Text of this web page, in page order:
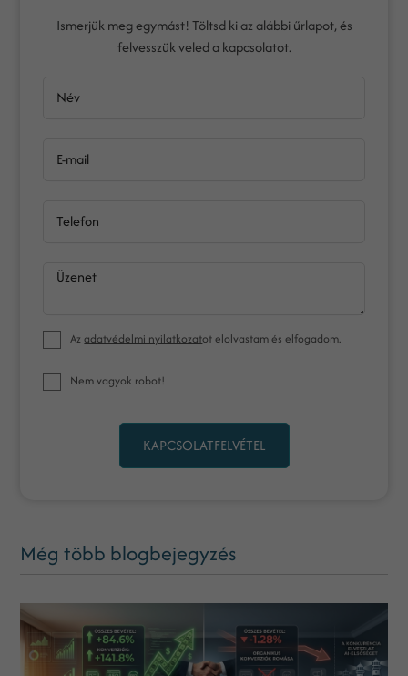
Ismerjük meg egymást! Töltsd ki az alábbi űrlapot, és
felvesszük veled a kapcsolatot.
Név
E-mail
Telefon
Üzenet
Azadatvédelmi nyilatkozatot elolvastam és elfogadom.
Nem vagyok robot!
KAPCSOLATFELVÉTEL
Még több blogbejegyzés